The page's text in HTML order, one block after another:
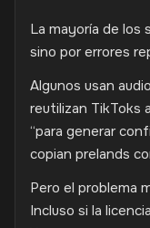
La mayoría de los
sino por errores
Algunos usan
reutilizan TikToks
“para generar
copian prelands
Pero el problema
Incluso si la